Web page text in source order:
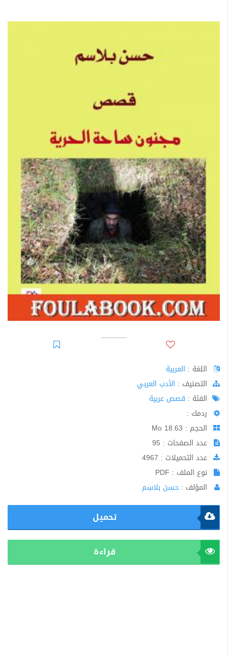
اللغة : العربية
اﻟﺘﺼﻨﻴﻒ : الأدب العربي
الفئة : قصص عربية
ردمك :
الحجم : 18.63 Mo
عدد الصفحات : 95
عدد التحميلات : 4967
نوع الملف : PDF
المؤلف : حسن بلاسِم
تحميل
قراءة